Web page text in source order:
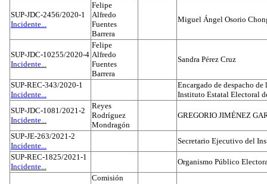
SUP-JDC-2456/2020-1
Incidente...
Felipe
Alfredo
Fuentes
Barrera
Miguel Ángel Osorio
SUP-JDC-10255/2020-4
Incidente...
Felipe
Alfredo
Fuentes
Barrera
Sandra Pérez Cruz
SUP-REC-343/2020-1
Incidente...
Encargado de despacho
Instituto Estatal Electoral
SUP-JDC-1081/2021-2
Incidente...
Reyes
Rodríguez
Mondragón
GREGORIO JIMÉNEZ
SUP-JE-263/2021-2
Incidente...
Secretario Ejecutivo del
SUP-REC-1825/2021-1
Incidente...
Organismo Público
Comisión